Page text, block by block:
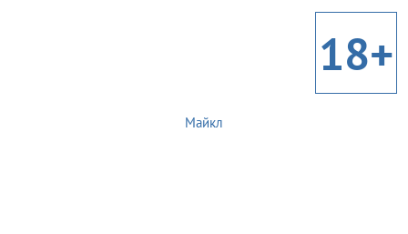
18+
Майкл